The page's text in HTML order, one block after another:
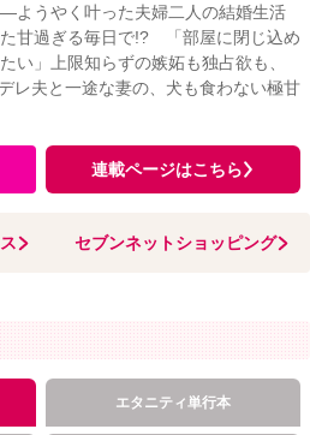
うやく叶った夫婦二人の結婚生活
甘過ぎる毎日で!? 「部屋に閉じ込め
い」上限知らずの嫉妬も独占欲も、
夫と一途な妻の、犬も食わない極甘
連載ページはこちら
セブンネットショッピング
エタニティ単行本